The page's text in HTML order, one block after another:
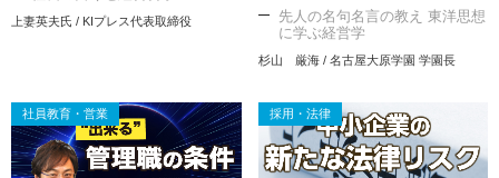
上妻英夫氏 / KIプレス代表取締役
先人の名句名言の教え 東洋思想
に学ぶ経営学
杉山 厳海 / 名古屋大原学園 学園長
社員教育・営業 採用・法律